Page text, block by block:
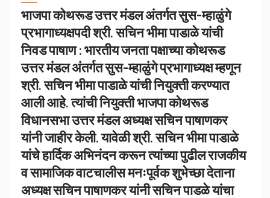
भाजपा कोथरूड उत्तर मंडल अंतर्गत सुस-म्हाळुंगे
प्रभागाध्यक्षपदी श्री. सचिन भीमा पाडाळे यांची
निवड पाषाण : भारतीय जनता पक्षाच्या कोथरूड
उत्तर मंडल अंतर्गत सुस-म्हाळुंगे प्रभागाध्यक्ष म्हणून
श्री. सचिन भीमा पाडाळे यांची नियुक्ती करण्यात
आली आहे. त्यांची नियुक्ती भाजपा कोथरूड
विधानसभा उत्तर मंडल अध्यक्ष सचिन पाषाणकर
यांनी जाहीर केली. यावेळी श्री. सचिन भीमा पाडाळे
यांचे हार्दिक अभिनंदन करून त्यांच्या पुढील राजकीय
व सामाजिक वाटचालीस मनःपूर्वक शुभेच्छा देताना
अध्यक्ष सचिन पाषाणकर यांनी सचिन पाडळे यांचा